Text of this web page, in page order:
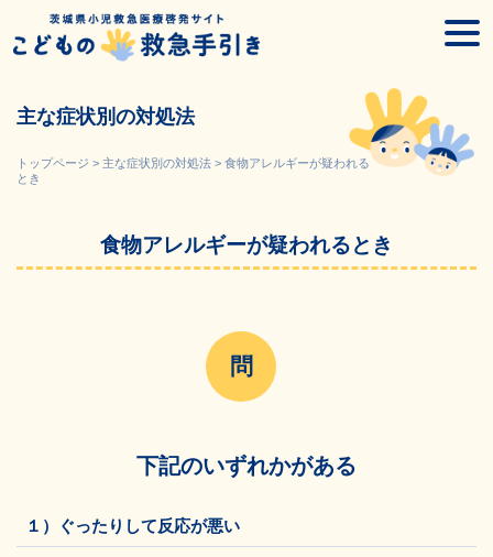
content
主な症状別の対処法
トップページ > 主な症状別の対処法 > 食物アレルギーが疑われる
とき
食物アレルギーが疑われるとき
下記のいずれかがある
１）ぐったりして反応が悪い